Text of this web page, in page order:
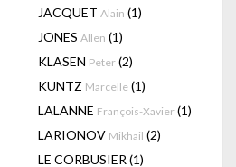
JACQUET Alain (1)
JONES Allen (1)
KLASEN Peter (2)
KUNTZ Marcelle (1)
LALANNE François-Xavier (1)
LARIONOV Mikhail (2)
LE CORBUSIER (1)